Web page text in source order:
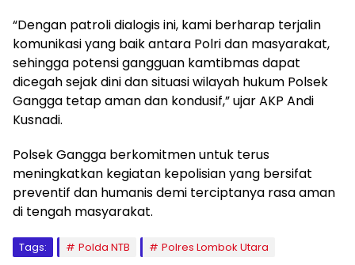
“Dengan patroli dialogis ini, kami berharap terjalin
komunikasi yang baik antara Polri dan masyarakat,
sehingga potensi gangguan kamtibmas dapat
dicegah sejak dini dan situasi wilayah hukum Polsek
Gangga tetap aman dan kondusif,” ujar AKP Andi
Kusnadi.
Polsek Gangga berkomitmen untuk terus
meningkatkan kegiatan kepolisian yang bersifat
preventif dan humanis demi terciptanya rasa aman
di tengah masyarakat.
Tags: Polda NTB Polres Lombok Utara